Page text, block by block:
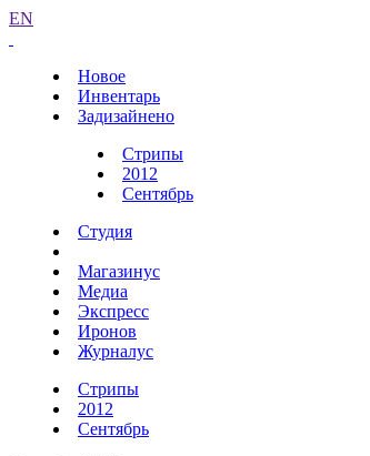
EN
Новое
Инвентарь
Задизайнено
Стрипы
2012
Сентябрь
Студия
Магазинус
Медиа
Экспресс
Иронов
Журналус
Стрипы
2012
Сентябрь